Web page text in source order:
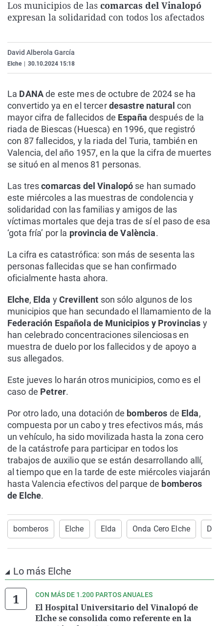
La rosa de los vientos
Como el perro y el
Caso
Equipo de
Extremadura
La Rioja
País Vasco
Virales
Elecciones
Los municipios de las comarcas del Vinalopó
expresan la solidaridad con todos los afectados
David Alberola García
Elche 30.10.2024 15:18
La DANAde este mes de octubre de 2024 se ha
convertido ya en el tercerdesastre naturalcon
mayor cifra de fallecidos de Españadespués de la
riada de Biescas (Huesca) en 1996, que registró
con 87 fallecidos, y la riada del Turia, también en
Valencia, del año 1957, en la que la cifra de muertes
se situó en al menos 81 personas.
Las trescomarcas del Vinalopó se han sumado
este miércoles a las muestras de condolencia y
solidaridad con las familias y amigos de las
víctimas mortales que deja tras de sí el paso de esa
‘gota fría’ por la provincia de València.
La cifra es catastrófica: son más de sesenta las
personas fallecidas que se han confirmado
oficialmente hasta ahora.
Elche, Elda yCrevillent son sólo algunos de los
municipios que han secundado el llamamiento de la
Federación Española de Municipios y Provincias y
han celebrado concentraciones silenciosas en
muestra de duelo por los fallecidos y de apoyo a
sus allegados.
Este jueves lo harán otros municipios, como es el
caso de Petrer.
Por otro lado, una dotación de bomberos de Elda,
compuesta por un cabo y tres efectivos más, más
un vehículo, ha sido movilizada hasta la zona cero
de la catástrofe para participar en todos los
trabajos de auxilio que se están desarrollando allí,
al tiempo que en la tarde de este miércoles viajarán
hasta Valencia efectivos del parque de bomberos
de Elche.
bomberos Elche Elda Onda Cero Elche
Lo más Elche
CON MÁS DE 1.200 PARTOS ANUALES
El Hospital Universitario del Vinalopó de
Elche se consolida como referente en la